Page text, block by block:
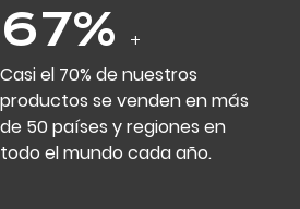
70%
+
Casi el 70% de nuestros
productos se venden en más
de 50 países y regiones en
todo el mundo cada año.